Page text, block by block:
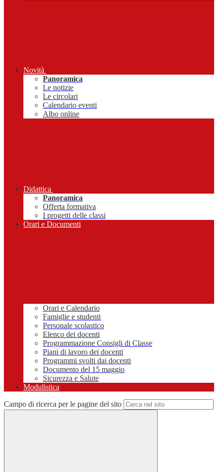
Novità
Panoramica
Le notizie
Le circolari
Calendario eventi
Albo online
Didattica
Panoramica
Offerta formativa
I progetti delle classi
Orari e Documenti
Orari e Calendario
Famiglie e studenti
Personale scolastico
Elenco dei docenti
Programmazione Consigli di Classe
Piani di lavoro dei docenti
Programmi svolti dai docenti
Documento del 15 maggio
Sicurezza e Salute
Modulistica
Campo di ricerca per le pagine del sito